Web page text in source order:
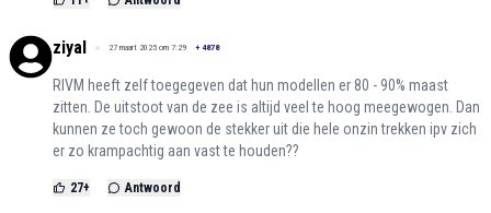
ziyal 27 maart 2025 om 7:29 + 4878
RIVM heeft zelf toegegeven dat hun modellen er 80 - 90% maast
zitten. De uitstoot van de zee is altijd veel te hoog meegewogen. Dan
kunnen ze toch gewoon de stekker uit die hele onzin trekken ipv zich
er zo krampachtig aan vast te houden??
27+ Antwoord